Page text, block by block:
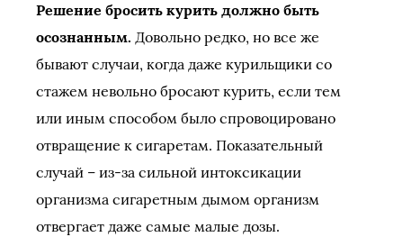
Решение бросить курить должно быть
осознанным. Довольно редко, но все же
бывают случаи, когда даже курильщики со
стажем невольно бросают курить, если тем
или иным способом было спровоцировано
отвращение к сигаретам. Показательный
случай – из-за сильной интоксикации
организма сигаретным дымом организм
отвергает даже самые малые дозы.